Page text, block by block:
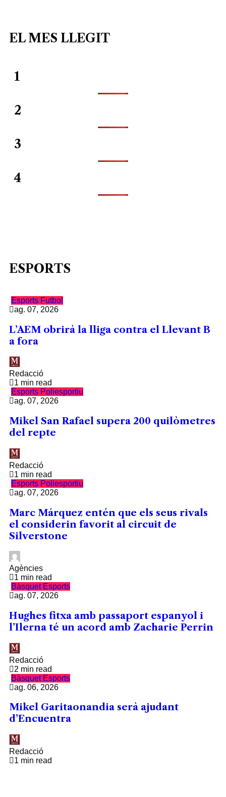
EL MES LLEGIT
1
2
3
4
ESPORTS
Esports Futbol
ag. 07, 2026
L’AEM obrirà la lliga contra el Llevant B
a fora
Redacció
1 min read
Esports Poliesportiu
ag. 07, 2026
Mikel San Rafael supera 200 quilòmetres
del repte
Redacció
1 min read
Esports Poliesportiu
ag. 07, 2026
Marc Márquez entén que els seus rivals
el considerin favorit al circuit de
Silverstone
Agències
1 min read
Bàsquet Esports
ag. 07, 2026
Hughes fitxa amb passaport espanyol i
l’Ilerna té un acord amb Zacharie Perrin
Redacció
2 min read
Bàsquet Esports
ag. 06, 2026
Mikel Garitaonandia serà ajudant
d’Encuentra
Redacció
1 min read